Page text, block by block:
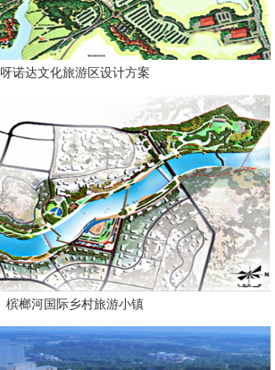
呀诺达文化旅游区设计方案
槟榔河国际乡村旅游小镇